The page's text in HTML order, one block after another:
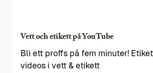
Vett och etikett på YouTube
Bli ett proffs på fem minuter!
videos i vett & etikett